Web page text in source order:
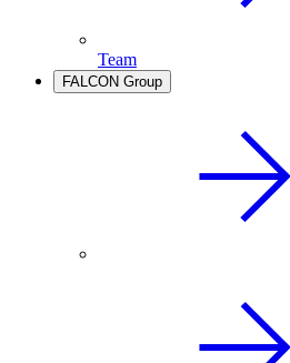
Team
FALCON Group